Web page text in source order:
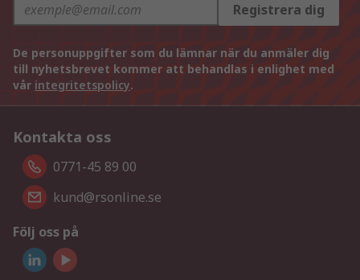
Registrera dig
De personuppgifter som du lämnar när du anmäler dig
till nyhetsbrevet kommer att behandlas i enlighet med
vår integritetspolicy.
Kontakta oss
0771-45 89 00
kund@rsonline.se
Följ oss på